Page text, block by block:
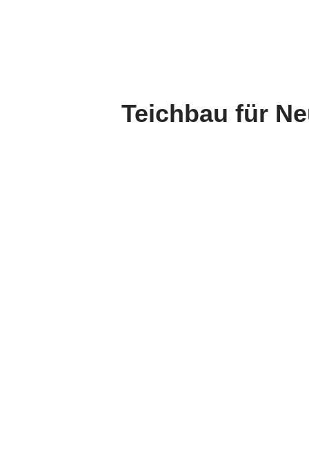
Teichbau für